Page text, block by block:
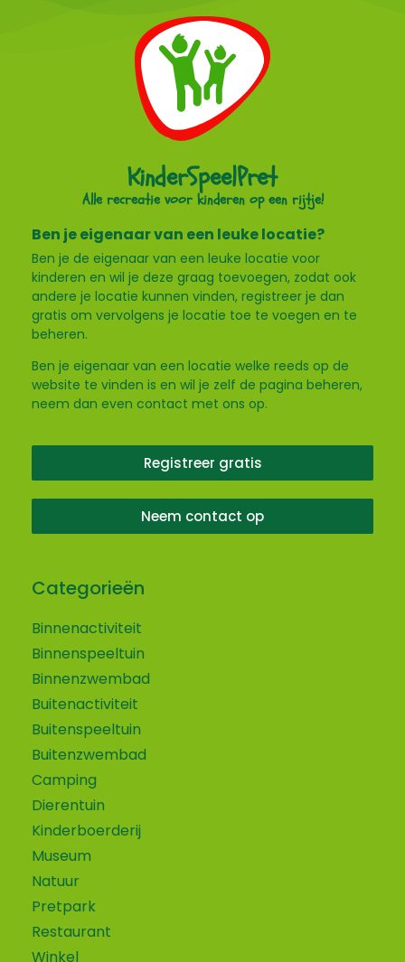
KinderSpeelPret
Alle recreatie voor kinderen op een rijtje!
Ben je eigenaar van een leuke locatie?
Ben je de eigenaar van een leuke locatie voor
kinderen en wil je deze graag toevoegen, zodat ook
andere je locatie kunnen vinden, registreer je dan
gratis om vervolgens je locatie toe te voegen en te
beheren.
Ben je eigenaar van een locatie welke reeds op de
website te vinden is en wil je zelf de pagina beheren,
neem dan even contact met ons op.
Registreer gratis
Neem contact op
Categorieën
Binnenactiviteit
Binnenspeeltuin
Binnenzwembad
Buitenactiviteit
Buitenspeeltuin
Buitenzwembad
Camping
Dierentuin
Kinderboerderij
Museum
Natuur
Pretpark
Restaurant
Winkel